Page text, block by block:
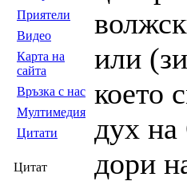
Приятели
Видео
Карта на
сайта
Връзка с нас
Мултимедия
Цитати
Цитат
или
което
дух на
дори